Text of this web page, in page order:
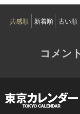
共感順 新着順 古い順
コメン